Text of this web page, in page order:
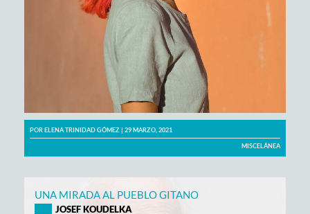
PORELENA TRINIDAD GÓMEZ | 29 MARZO, 2021
MISCELÁNEA
UNA MIRADA AL PUEBLO GITANO
JOSEF KOUDELKA